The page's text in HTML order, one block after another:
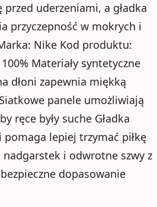
uderzeniami, a gładka
przyczepność w mokrych i
Nike Kod produktu:
Materiały syntetyczne
dłoni zapewnia miękką
panele umożliwiają
ręce były suche Gładka
pomaga lepiej trzymać piłkę
nadgarstek i odwrotne szwy z
dopasowanie